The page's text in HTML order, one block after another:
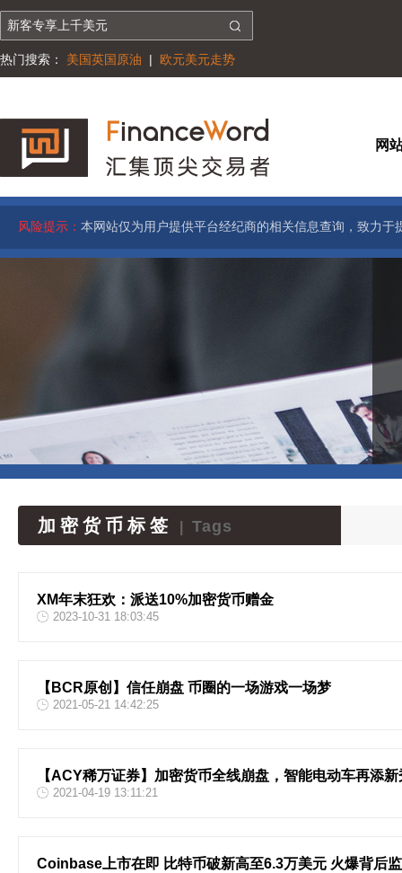
热门搜索： 美国英国原油 | 欧元美元走势
网
风险提示： 本网站仅为用户提供平台经纪商的相关信息查询，致力
加密货币标签 Tags
XM年末狂欢：派送10%加密货币赠金
2023-10-31 18:03:45
【BCR原创】信任崩盘 币圈的一场游戏一场梦
2021-05-21 14:42:25
【ACY稀万证券】加密货币全线崩盘，智能电动车再添新
2021-04-19 13:11:21
Coinbase上市在即 比特币破新高至6.3万美元 火爆背后